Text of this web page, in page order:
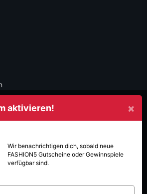
×
aktivieren!
Wir benachrichtigen dich, sobald neue
FASHION5Gutscheine oder Gewinnspiele
verfügbar sind.
keine Deals mehr.